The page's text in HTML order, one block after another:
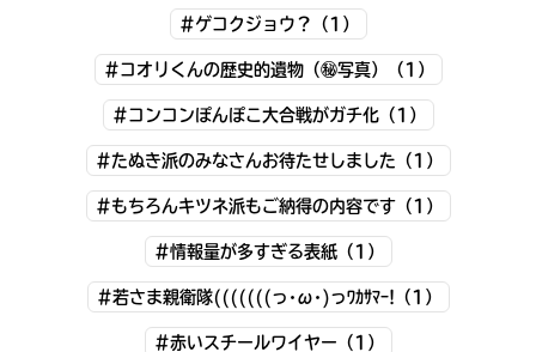
キミノラジオ配信中！
いろんな動画が
見られる
#ゲコクジョウ？（1）
#コオリくんの歴史的遺物（㊙写真）（1）
#コンコンぽんぽこ大合戦がガチ化（1）
#たぬき派のみなさんお待たせしました（1）
#もちろんキツネ派もご納得の内容です（1）
#情報量が多すぎる表紙（1）
#若さま親衛隊(((((((っ･ω･)っﾜｶｻﾏｰ!（1）
#赤いスチールワイヤー（1）